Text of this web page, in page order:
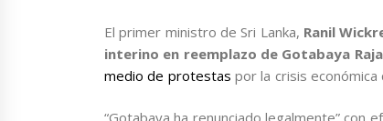
El primer ministro de Sri Lanka, Ranil
interino en reemplazo de Gotabaya
medio de protestas por la crisis